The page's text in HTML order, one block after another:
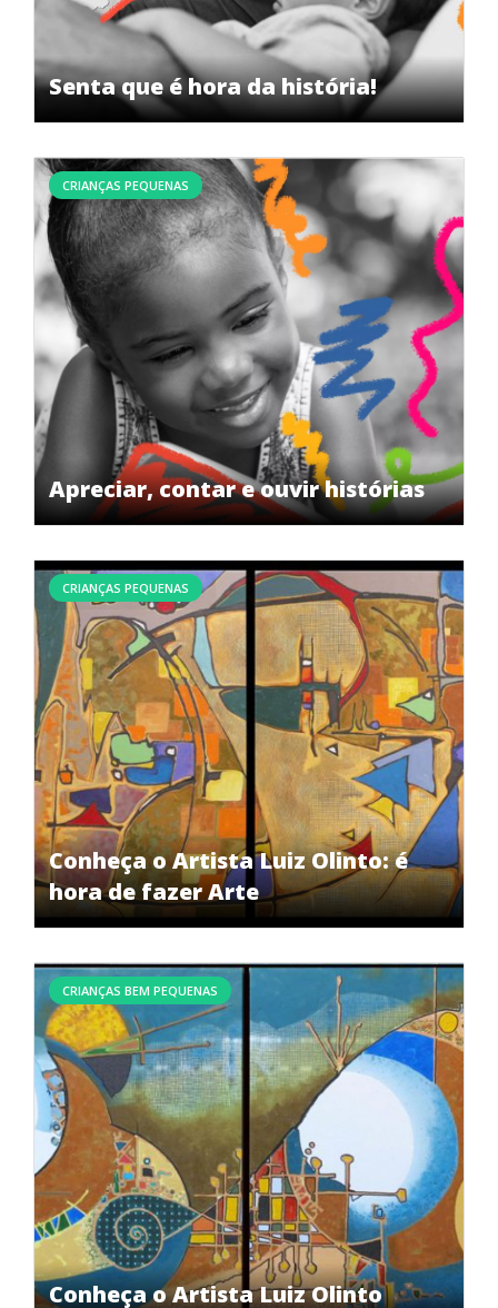
Senta que é hora da história!
Apreciar, contar e ouvir histórias
CRIANÇAS PEQUENAS
Conheça o Artista Luiz Olinto: é
hora de fazer Arte
CRIANÇAS PEQUENAS
Conheça o Artista Luiz Olinto
CRIANÇAS BEM PEQUENAS